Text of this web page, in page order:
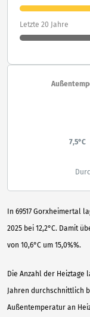
In 69517 Gorxheimertal
2025 bei 12,2°C. Damit
von 10,6°C um 15,0%%.
Die Anzahl der Heiztage
Jahren durchschnittlich
Außentemperatur an
Letzte 20 Jahre
7,5°C